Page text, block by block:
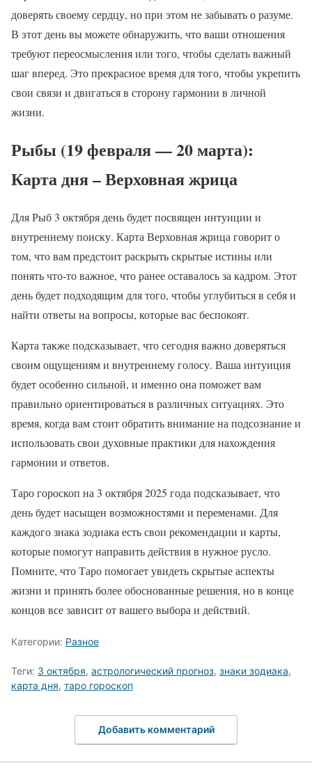
доверять своему сердцу, но при этом не забывать о разуме.
В этот день вы можете обнаружить, что ваши отношения
требуют переосмысления или того, чтобы сделать важный
шаг вперед. Это прекрасное время для того, чтобы укрепить
свои связи и двигаться в сторону гармонии в личной
жизни.
Рыбы (19 февраля — 20 марта):
Карта дня – Верховная жрица
Для Рыб 3 октября день будет посвящен интуиции и
внутреннему поиску. Карта Верховная жрица говорит о
том, что вам предстоит раскрыть скрытые истины или
понять что-то важное, что ранее оставалось за кадром. Этот
день будет подходящим для того, чтобы углубиться в себя и
найти ответы на вопросы, которые вас беспокоят.
Карта также подсказывает, что сегодня важно доверяться
своим ощущениям и внутреннему голосу. Ваша интуиция
будет особенно сильной, и именно она поможет вам
правильно ориентироваться в различных ситуациях. Это
время, когда вам стоит обратить внимание на подсознание и
использовать свои духовные практики для нахождения
гармонии и ответов.
Таро гороскоп на 3 октября 2025 года подсказывает, что
день будет насыщен возможностями и переменами. Для
каждого знака зодиака есть свои рекомендации и карты,
которые помогут направить действия в нужное русло.
Помните, что Таро помогает увидеть скрытые аспекты
жизни и принять более обоснованные решения, но в конце
концов все зависит от вашего выбора и действий.
Категории: Разное
Теги: 3 октября, астрологический прогноз, знаки зодиака,
карта дня, таро гороскоп
Добавить комментарий